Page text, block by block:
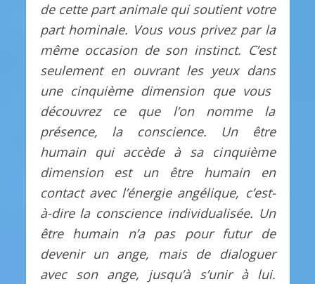
de cette part animale qui soutient votre
part hominale. Vous vous privez par la
même occasion de son instinct. C’est
seulement en ouvrant les yeux dans
une cinquième dimension que vous
découvrez ce que l’on nomme la
présence, la conscience. Un être
humain qui accède à sa cinquième
dimension est un être humain en
contact avec l’énergie angélique, c’est-
à-dire la conscience individualisée. Un
être humain n’a pas pour futur de
devenir un ange, mais de dialoguer
avec son ange, jusqu’à s’unir à lui.